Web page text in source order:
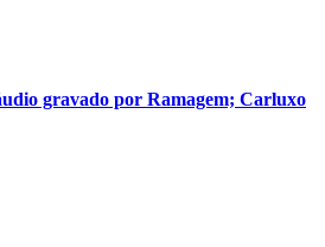
gravado por Ramagem; Carluxo